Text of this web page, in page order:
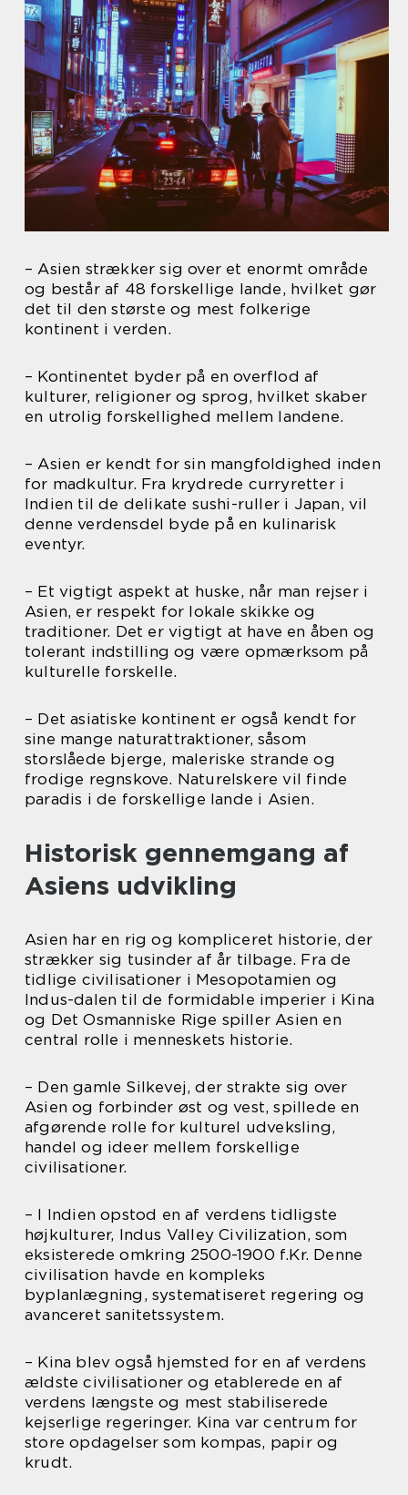
– Asien strækker sig over et enormt område
og består af 48 forskellige lande, hvilket gør
det til den største og mest folkerige
kontinent i verden.
– Kontinentet byder på en overflod af
kulturer, religioner og sprog, hvilket skaber
en utrolig forskellighed mellem landene.
– Asien er kendt for sin mangfoldighed inden
for madkultur. Fra krydrede curryretter i
Indien til de delikate sushi-ruller i Japan, vil
denne verdensdel byde på en kulinarisk
eventyr.
– Et vigtigt aspekt at huske, når man rejser i
Asien, er respekt for lokale skikke og
traditioner. Det er vigtigt at have en åben og
tolerant indstilling og være opmærksom på
kulturelle forskelle.
– Det asiatiske kontinent er også kendt for
sine mange naturattraktioner, såsom
storslåede bjerge, maleriske strande og
frodige regnskove. Naturelskere vil finde
paradis i de forskellige lande i Asien.
Historisk gennemgang af
Asiens udvikling
Asien har en rig og kompliceret historie, der
strækker sig tusinder af år tilbage. Fra de
tidlige civilisationer i Mesopotamien og
Indus-dalen til de formidable imperier i Kina
og Det Osmanniske Rige spiller Asien en
central rolle i menneskets historie.
– Den gamle Silkevej, der strakte sig over
Asien og forbinder øst og vest, spillede en
afgørende rolle for kulturel udveksling,
handel og ideer mellem forskellige
civilisationer.
– I Indien opstod en af verdens tidligste
højkulturer, Indus Valley Civilization, som
eksisterede omkring 2500-1900 f.Kr. Denne
civilisation havde en kompleks
byplanlægning, systematiseret regering og
avanceret sanitetssystem.
– Kina blev også hjemsted for en af verdens
ældste civilisationer og etablerede en af
verdens længste og mest stabiliserede
kejserlige regeringer. Kina var centrum for
store opdagelser som kompas, papir og
krudt.